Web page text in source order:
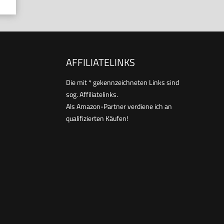
AFFILIATELINKS
Die mit * gekennzeichneten Links sind
sog. Affiliatelinks.
Als Amazon-Partner verdiene ich an
qualifizierten Käufen!